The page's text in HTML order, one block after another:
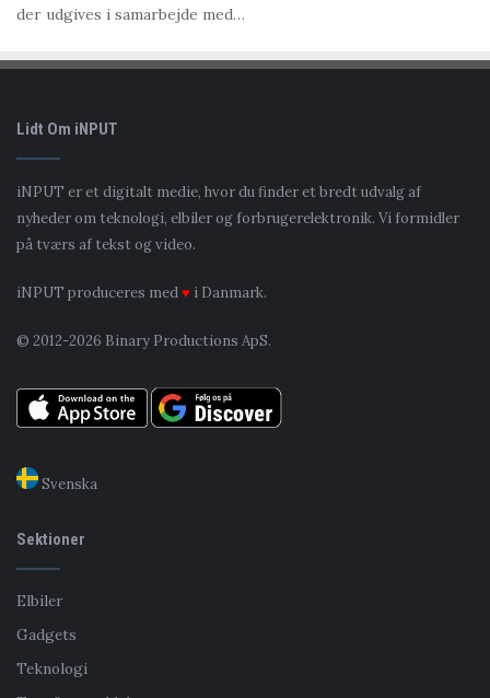
der udgives i samarbejde med…
Lidt Om iNPUT
iNPUT er et digitalt medie, hvor du finder et bredt udvalg af
nyheder om teknologi, elbiler og forbrugerelektronik. Vi formidler
på tværs af tekst og video.
iNPUT produceres med♥ i Danmark.
© 2012-2026 Binary Productions ApS.
Svenska
Sektioner
Elbiler
Gadgets
Teknologi